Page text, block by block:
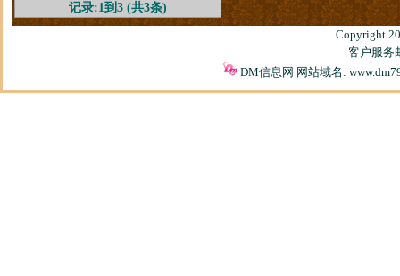
记录:1到3 (共3条)
Copyright
客户服务
DM信息网 网站域名: